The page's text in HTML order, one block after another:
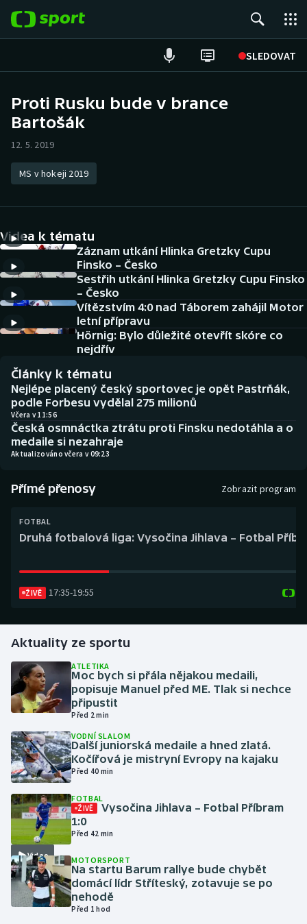
SLEDOVAT
Hokej
Atletika
DALŠÍ SPORTY
Americký fotbal
Baseball a softbal
Biatlon
Boby a skeleton
Box
Curling
Gymnastika
Házená
Jezdectví
Judo
Krasobruslení
Lezení
Lyže a snowboard
Moderní pětiboj
Motorsport
NEPŘEHLÉDNĚTE
Historické návraty
Aplikace ČT sport
AZ kvíz
Proti Rusku bude v brance
Bartošák
12. 5. 2019
MS v hokeji 2019
Videa k tématu
Záznam utkání Hlinka Gretzky Cupu
Finsko – Česko
Sestřih utkání Hlinka Gretzky Cupu Finsko
– Česko
Vítězstvím 4:0 nad Táborem zahájil Motor
letní přípravu
Hörnig: Bylo důležité otevřít skóre co
nejdřív
Články k tématu
Nejlépe placený český sportovec je opět Pastrňák,
podle Forbesu vydělal 275 milionů
Včera v 11:56
Česká osmnáctka ztrátu proti Finsku nedotáhla a o
medaile si nezahraje
Aktualizováno včera v 09:23
Přímé přenosy Zobrazit program
FOTBAL
Druhá fotbalová liga: Vysočina Jihlava – Fotbal
ŽIVĚ 17:35-19:55
Aktuality ze sportu
ATLETIKA
Moc bych si přála nějakou medaili,
popisuje Manuel před ME. Tlak si nechce
připustit
Před 2 min
VODNÍ SLALOM
Další juniorská medaile a hned zlatá.
Kočířová je mistryní Evropy na kajaku
Před 40 min
Video
FOTBAL
ŽIVĚ
Vysočina Jihlava – Fotbal Příbram
1:0
Před 42 min
MOTORSPORT
Na startu Barum rallye bude chybět
domácí lídr Stříteský, zotavuje se po
nehodě
Před 1 hod